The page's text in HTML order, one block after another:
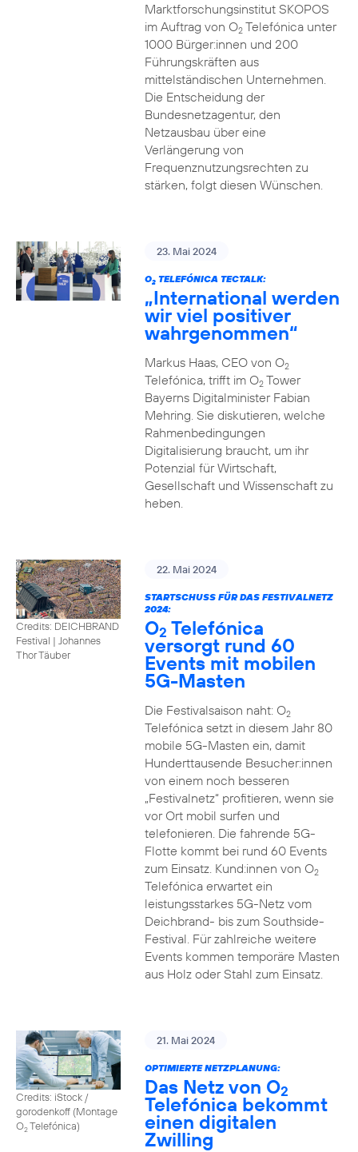
Marktforschungsinstitut SKOPOS
im Auftrag von O2Telefónica unter
1000 Bürger:innen und 200
Führungskräften aus
mittelständischen Unternehmen.
Die Entscheidung der
Bundesnetzagentur, den
Netzausbau über eine
Verlängerung von
Frequenznutzungsrechten zu
stärken, folgt diesen Wünschen.
23. Mai 2024
O2TELEFÓNICA TECTALK:
„International werden
wir viel positiver
wahrgenommen“
Markus Haas, CEO von O2
Telefónica, trifft im O2Tower
Bayerns Digitalminister Fabian
Mehring. Sie diskutieren, welche
Rahmenbedingungen
Digitalisierung braucht, um ihr
Potenzial für Wirtschaft,
Gesellschaft und Wissenschaft zu
heben.
Credits: DEICHBRAND
Festival | Johannes
Thor Täuber
22. Mai 2024
STARTSCHUSS FÜR DAS FESTIVALNETZ
2024:
O2 Telefónica
versorgt rund 60
Events mit mobilen
5G-Masten
Die Festivalsaison naht: O2
Telefónica setzt in diesem Jahr 80
mobile 5G-Masten ein, damit
Hunderttausende Besucher:innen
von einem noch besseren
„Festivalnetz“ profitieren, wenn sie
vor Ort mobil surfen und
telefonieren. Die fahrende 5G-
Flotte kommt bei rund 60 Events
zum Einsatz. Kund:innen von O2
Telefónica erwartet ein
leistungsstarkes 5G-Netz vom
Deichbrand- bis zum Southside-
Festival. Für zahlreiche weitere
Events kommen temporäre Masten
aus Holz oder Stahl zum Einsatz.
Credits: iStock /
gorodenkoff (Montage
O2Telefónica)
21. Mai 2024
OPTIMIERTE NETZPLANUNG:
Das Netz von O2
Telefónica bekommt
einen digitalen
Zwilling